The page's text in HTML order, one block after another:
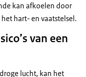
kan afkoelen door
hart- en vaatstelsel.
van een
lucht, kan het